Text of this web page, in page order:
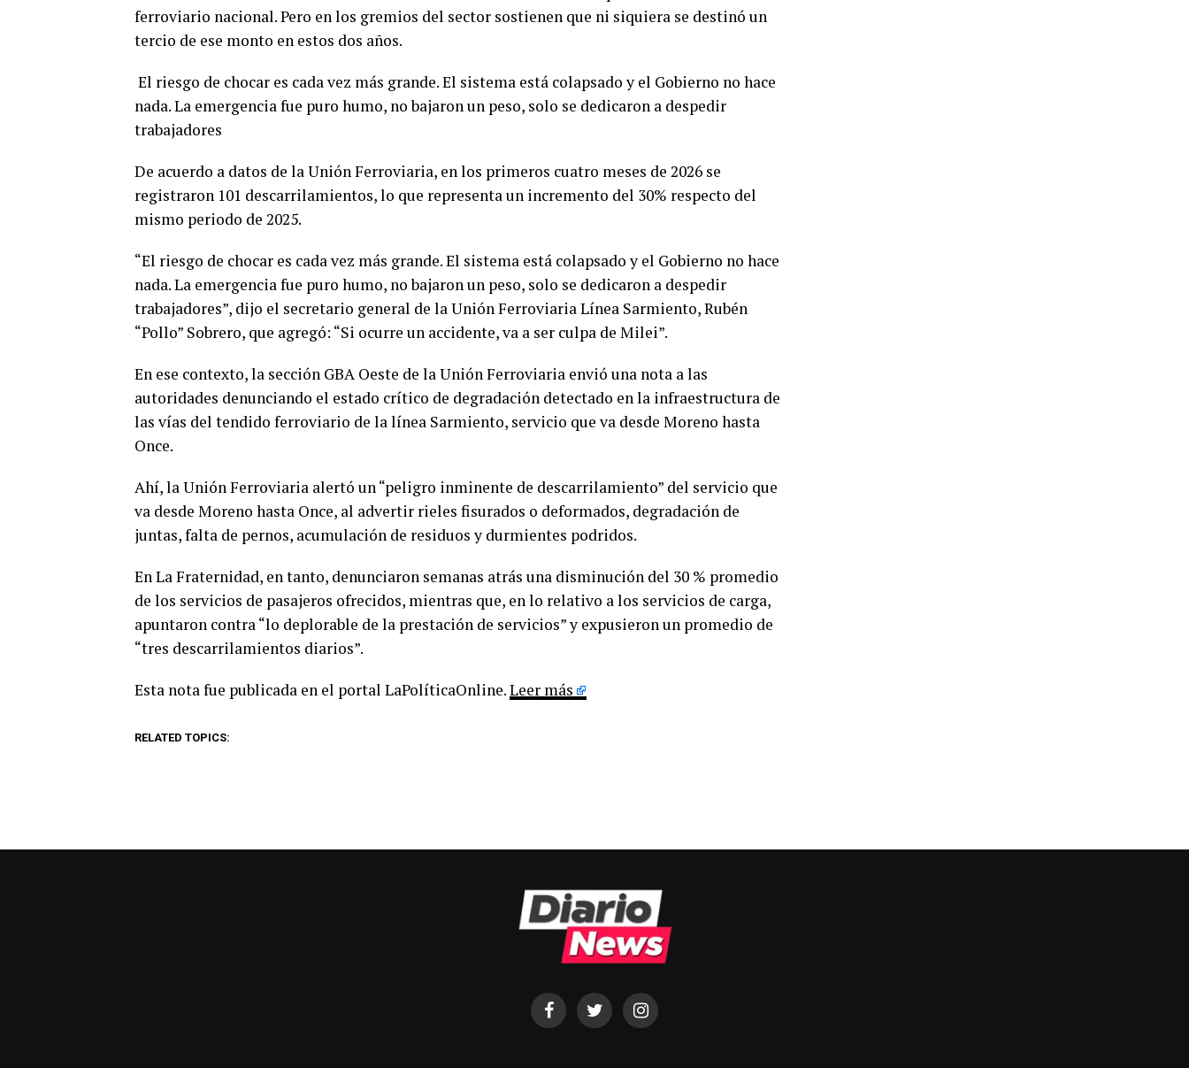
ferroviario nacional. Pero en los gremios del sector sostienen que ni siquiera se destinó un
tercio de ese monto en estos dos años.
El riesgo de chocar es cada vez más grande. El sistema está colapsado y el Gobierno no hace
nada. La emergencia fue puro humo, no bajaron un peso, solo se dedicaron a despedir
trabajadores
De acuerdo a datos de la Unión Ferroviaria, en los primeros cuatro meses de 2026 se
registraron 101 descarrilamientos, lo que representa un incremento del 30% respecto del
mismo periodo de 2025.
“El riesgo de chocar es cada vez más grande. El sistema está colapsado y el Gobierno no hace
nada. La emergencia fue puro humo, no bajaron un peso, solo se dedicaron a despedir
trabajadores”, dijo el secretario general de la Unión Ferroviaria Línea Sarmiento, Rubén
“Pollo” Sobrero, que agregó: “Si ocurre un accidente, va a ser culpa de Milei”.
En ese contexto, la sección GBA Oeste de la Unión Ferroviaria envió una nota a las
autoridades denunciando el estado crítico de degradación detectado en la infraestructura de
las vías del tendido ferroviario de la línea Sarmiento, servicio que va desde Moreno hasta
Once.
Ahí, la Unión Ferroviaria alertó un “peligro inminente de descarrilamiento” del servicio que
va desde Moreno hasta Once, al advertir rieles fisurados o deformados, degradación de
juntas, falta de pernos, acumulación de residuos y durmientes podridos.
En La Fraternidad, en tanto, denunciaron semanas atrás una disminución del 30 % promedio
de los servicios de pasajeros ofrecidos, mientras que, en lo relativo a los servicios de carga,
apuntaron contra “lo deplorable de la prestación de servicios” y expusieron un promedio de
“tres descarrilamientos diarios”.
Esta nota fue publicada en el portal LaPolíticaOnline.Leer más
RELATED TOPICS: